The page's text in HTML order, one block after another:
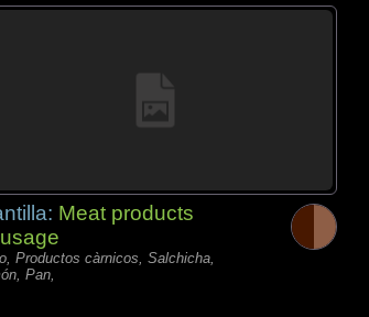
Meat products
Productos càrnicos, Salchicha,
Pan,